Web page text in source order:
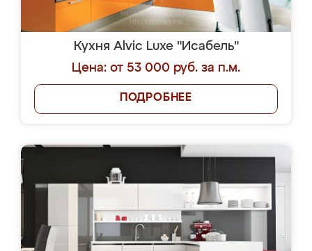
Кухня Alvic Luxe "Исабель"
Цена: от 53 000 руб. за п.м.
ПОДРОБНЕЕ